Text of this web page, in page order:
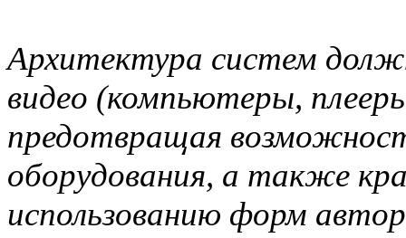
Архитектура систем
видео (компьютеры,
предотвращая
оборудования, а также
использованию форм